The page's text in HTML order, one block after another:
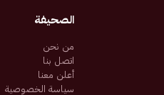
الصحيفة
من نحن
اتصل بنا
أعلن معنا
سياسة الخصوصية